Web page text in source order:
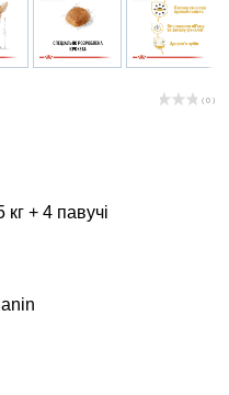
( 0 )
+ 4 павучі
диеты